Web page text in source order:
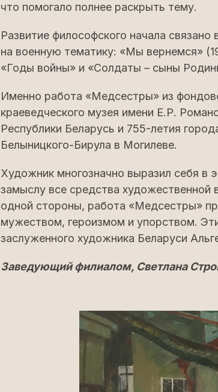
что помогало полнее раскрыть тему.
Развитие философского начала
на военную тематику: «Мы вернемся»
«Годы войны» и «Солдаты – сыны
Именно работа «Медсестры» из
краеведческого музея имени Е.Р.
Республики Беларусь и 755-летия
Белыницкого-Бирула в Могилеве.
Художник многозначно выразил себя в
замыслу все средства художественной
одной стороны, работа «Медсестры»
мужеством, героизмом и упорством.
заслуженного художника Беларуси
Заведующий филиалом, Светлана